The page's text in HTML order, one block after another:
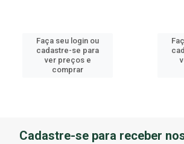
Faça seu login ou
cadastre-se para
ver preços e
comprar
Cadastre-se para receber